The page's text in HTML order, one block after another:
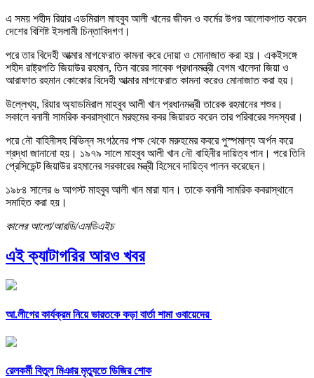
এ সময় শহীদ রিয়ার এডমিরাল মাহবুব আলী খানের জীবন ও কর্মের উপর আলোকপাত করেন
দেশের বিশিষ্ট ইসলামী চিন্তাবিদগণ।
পরে তার বিদেহী আত্মার মাগফেরাত কামনা করে দোয়া ও মোনাজাত করা হয়। একইসঙ্গে
শহীদ রাষ্ট্রপতি জিয়াউর রহমান, তিন বারের সাবেক প্রধানমন্ত্রী বেগম খালেদা জিয়া ও
আরাফাত রহমান কোকোর বিদেহী আত্মার মাগফেরাত কামনা করেও মোনাজাত করা হয়।
উল্লেখ্য, রিয়ার অ্যাডমিরাল মাহবুব আলী খান প্রধানমন্ত্রী তারেক রহমানের শশুর।
সকালে বনানী সামরিক কবরাস্থানে মরহুমের কবর জিয়ারত করেন তার পরিবারের সদস্যরা।
পরে নৌ বাহিনীসহ বিভিন্ন সংগঠনের পক্ষ থেকে মরুহমের কবরে পুস্পমাল্য অর্পন করে
শ্রদ্ধা জানানো হয়। ১৯৭৯ সালে মাহবুব আলী খান নৌ বাহিনীর দায়িত্ব পান। পরে তিনি
প্রেসিডেন্ট জিয়াউর রহমানের সরকারের মন্ত্রী হিসেবে দায়িত্ব পালন করেছেন।
১৯৮৪ সালের ৬ আগস্ট মাহবুব আলী খান মারা যান। তাকে বনানী সামরিক কবরাস্থানে
সমাহিত করা হয়।
কালের আলো/আরডি/এমডিএইচ
এই ক্যাটাগরির আরও খবর
আ.লীগের কার্যক্রম নিয়ে ভারতকে কড়া বার্তা শামা ওবায়েদের
রেলকর্মী বিতুল মিঞার মৃত্যুতে ডিজির শোক